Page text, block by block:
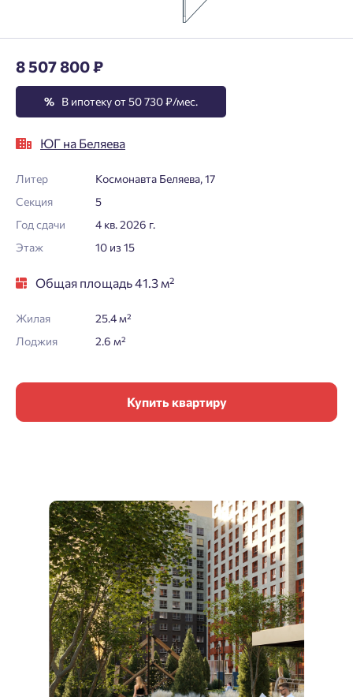
8 507 800 ₽
% В ипотеку от 50 730 ₽/мес.
ЮГ на Беляева
Литер
Космонавта Беляева, 17
Секция
5
Год сдачи
4 кв. 2026 г.
Этаж
10 из 15
Общая площадь 41.3 м²
Жилая
25.4 м²
Лоджия
2.6 м²
Купить квартиру